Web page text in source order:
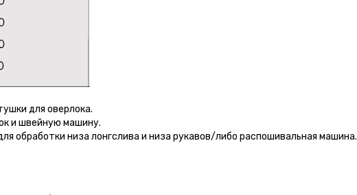
для оверлока.
и швейную машину.
обработки низа лонгслива и низа рукавов/либо распошивальная машина.